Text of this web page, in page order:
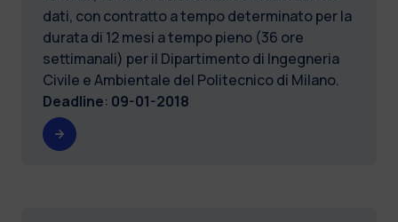
dati, con contratto a tempo determinato per la
durata di 12 mesi a tempo pieno (36 ore
settimanali) per il Dipartimento di Ingegneria
Civile e Ambientale del Politecnico di Milano.
Deadline: 09-01-2018